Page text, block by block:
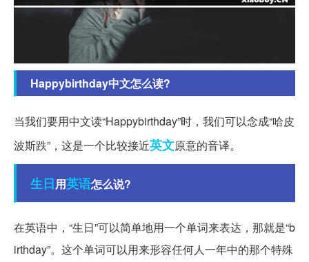
Happybirthday中文怎么读?
当我们要用中文读“Happybirthday”时，我们可以念成“哈皮
波斯跌”，这是一个比较接近英文原意的音译。
生日用英语怎么说?
在英语中，“生日”可以简单地用一个单词来表达，那就是“b
irthday”。这个单词可以用来形容任何人一年中的那个特殊